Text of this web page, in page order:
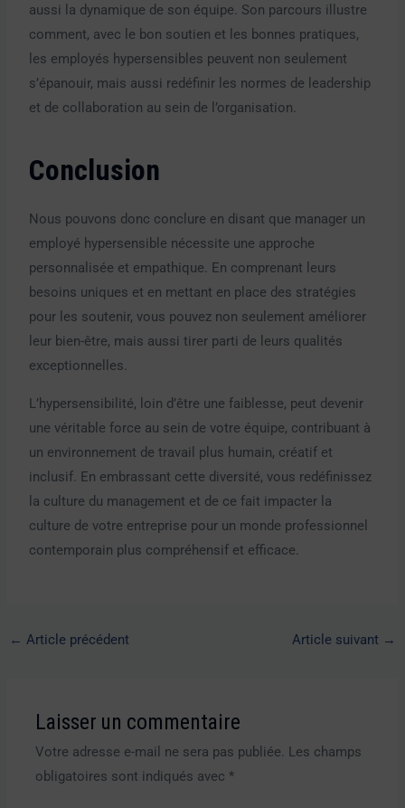
aussi la dynamique de son équipe. Son parcours illustre
comment, avec le bon soutien et les bonnes pratiques,
les employés hypersensibles peuvent non seulement
s’épanouir, mais aussi redéfinir les normes de leadership
et de collaboration au sein de l’organisation.
Conclusion
Nous pouvons donc conclure en disant que manager un
employé hypersensible nécessite une approche
personnalisée et empathique. En comprenant leurs
besoins uniques et en mettant en place des stratégies
pour les soutenir, vous pouvez non seulement améliorer
leur bien-être, mais aussi tirer parti de leurs qualités
exceptionnelles.
L’hypersensibilité, loin d’être une faiblesse, peut devenir
une véritable force au sein de votre équipe, contribuant à
un environnement de travail plus humain, créatif et
inclusif. En embrassant cette diversité, vous redéfinissez
la culture du management et de ce fait impacter la
culture de votre entreprise pour un monde professionnel
contemporain plus compréhensif et efficace.
← Article précédent Article suivant →
Laisser un commentaire
Votre adresse e-mail ne sera pas publiée. Les champs
obligatoires sont indiqués avec*